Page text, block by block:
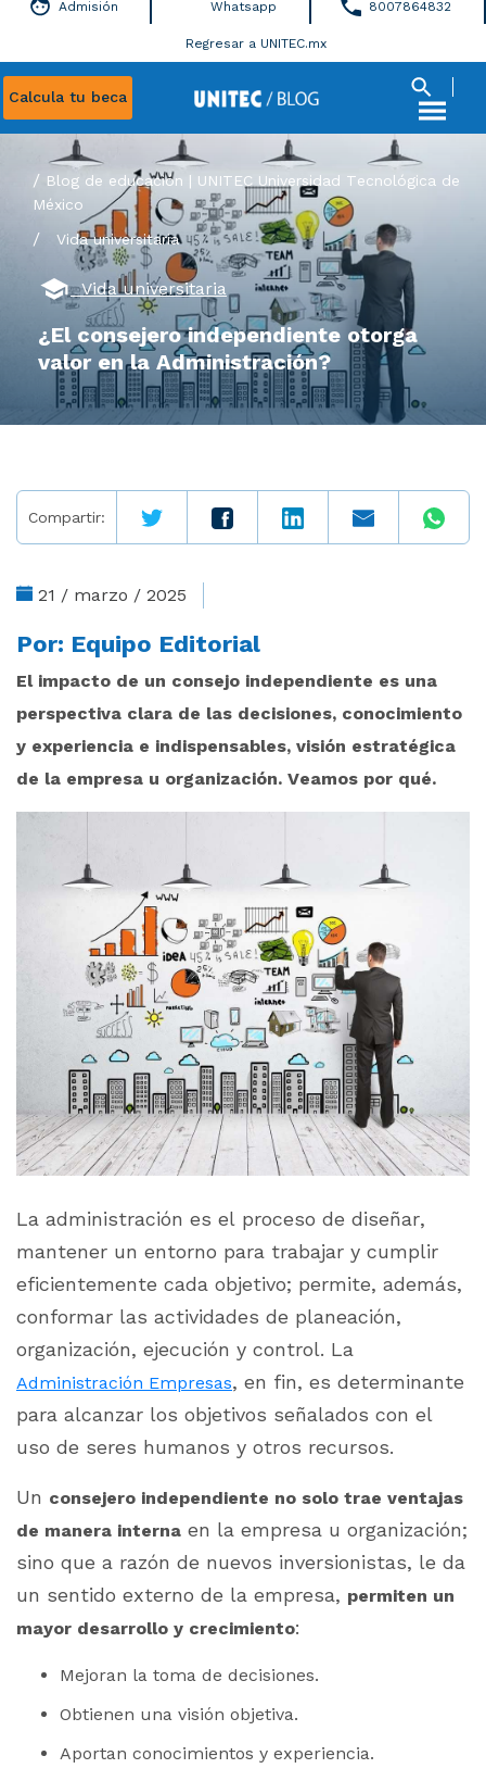
Calcula tu beca
Admisión Whatsapp 8007864832
Regresar a UNITEC.mx
Blog de educación | UNITEC Universidad Tecnológica de
México
/ Vida universitaria
Vida universitaria
¿El consejero independiente otorga
valor en la Administración?
Compartir:
21 / marzo / 2025
Por: Equipo Editorial
El impacto de un consejo independiente es una
perspectiva clara de las decisiones, conocimiento
y experiencia e indispensables, visión estratégica
de la empresa u organización. Veamos por qué.
La administración es el proceso de diseñar,
mantener un entorno para trabajar y cumplir
eficientemente cada objetivo; permite, además,
conformar las actividades de planeación,
organización, ejecución y control. La
Administración Empresas, en fin, es determinante
para alcanzar los objetivos señalados con el
uso de seres humanos y otros recursos.
Un consejero independiente no solo trae ventajas
de manera interna en la empresa u organización;
sino que a razón de nuevos inversionistas, le da
un sentido externo de la empresa, permiten un
mayor desarrollo y crecimiento:
Mejoran la toma de decisiones.
Obtienen una visión objetiva.
Aportan conocimientos y experiencia.